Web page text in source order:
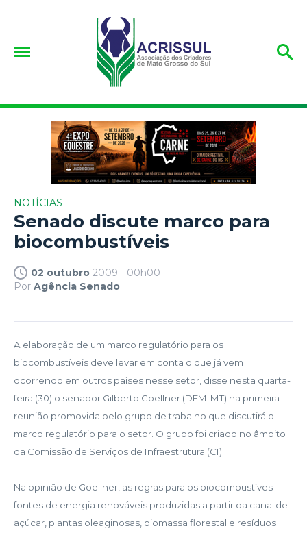
NOTÍCIAS
Senado discute marco para
biocombustíveis
02 outubro 2009 - 00h00
Por Agência Senado
A elaboração de um marco regulatório para os
biocombustíveis deve levar em conta o que já vem
ocorrendo em outros países nesse setor, disse nesta quarta-
feira (30) o senador Gilberto Goellner (DEM-MT) na primeira
reunião promovida pelo grupo de trabalho que discutirá o
marco regulatório para o setor. O grupo foi criado no âmbito
da Comissão de Serviços de Infraestrutura (CI).
Na opinião de Goellner, as regras para os biocombustíves -
fontes de energia renováveis produzidas a partir da cana-de-
açúcar, plantas oleaginosas, biomassa florestal e resíduos